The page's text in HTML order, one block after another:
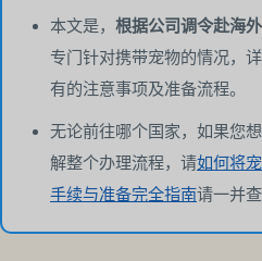
本文是， 根据公司调令赴海
专门针对携带宠物的情况，
有的注意事项及准备流程。
无论前往哪个国家，如果您
解整个办理流程，请如何将
手续与准备完全指南请一并查